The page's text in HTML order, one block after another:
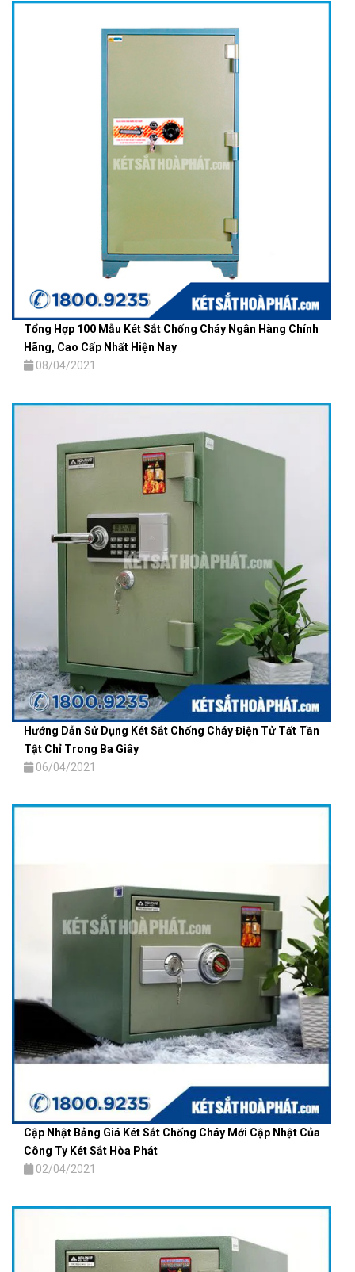
Tổng Hợp 100 Mẫu Két Sắt Chống Cháy Ngân Hàng Chính
Hãng, Cao Cấp Nhất Hiện Nay
08/04/2021
Hướng Dẫn Sử Dụng Két Sắt Chống Cháy Điện Tử Tất Tần
Tật Chỉ Trong Ba Giây
06/04/2021
Cập Nhật Bảng Giá Két Sắt Chống Cháy Mới Cập Nhật Của
Công Ty Két Sắt Hòa Phát
02/04/2021